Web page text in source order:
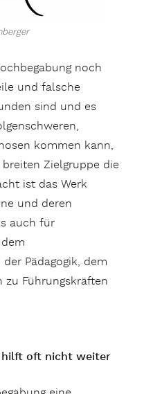
noch
und falsche
sind und es
kommen kann,
Zielgruppe die
ist das Werk
und deren
auch für
Pädagogik, dem
zu Führungskräften
hilft oft nicht weiter